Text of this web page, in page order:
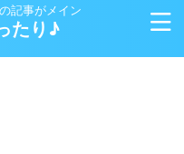
記事がメイン
たり♪